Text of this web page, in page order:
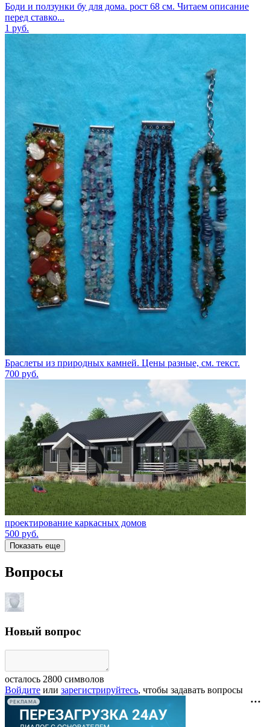
Боди и ползунки бу для дома. рост 68 см. Читаем описание
перед ставко...
1 руб.
Браслеты из природных камней. Цены разные, см. текст.
700 руб.
проектирование каркасных домов
500 руб.
Показать еще
Вопросы
Новый вопрос
осталось 2800 символов
Войдите или зарегистрируйтесь, чтобы задавать вопросы
РЕКЛАМА